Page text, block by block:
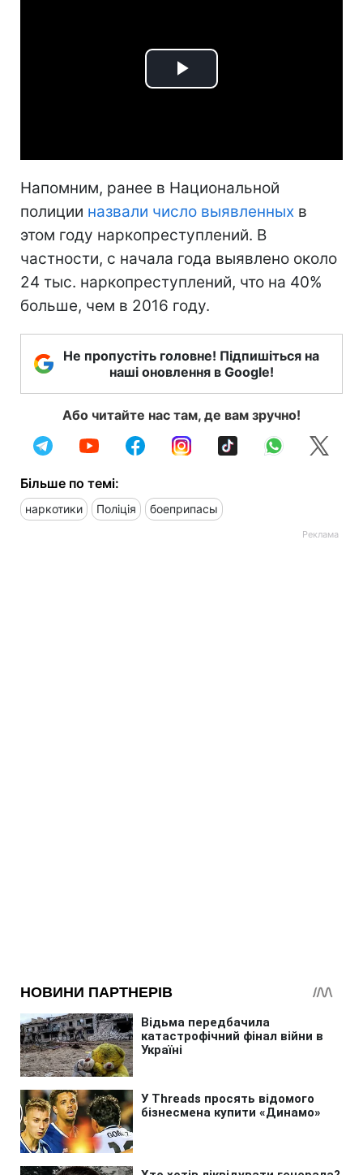
Play
Напомним, ранее в Национальной
полиции назвали число выявленных в
этом году наркопреступлений. В
частности, с начала года выявлено около
24 тыс. наркопреступлений, что на 40%
больше, чем в 2016 году.
Не пропустіть головне! Підпишіться на
наші оновлення в Google!
Або читайте нас там, де вам зручно!
Більше по темі:
наркотики Поліція боеприпасы